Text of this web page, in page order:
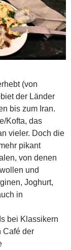
(von
der Länder
bis zum Iran.
Kofta, das
vieler. Doch die
pikant
von denen
und
Jog­hurt,
in
bei Klassikern
Café der